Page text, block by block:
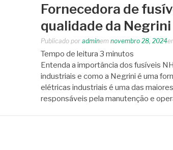
Fornecedora de
qualidade da Negrini
Publicado por adminem novembro 28, 2024
Tempo de leitura 3 minutos
Entenda a importância dos fusíveis
industriais e como a Negrini é uma
elétricas industriais é uma das
responsáveis pela manutenção e